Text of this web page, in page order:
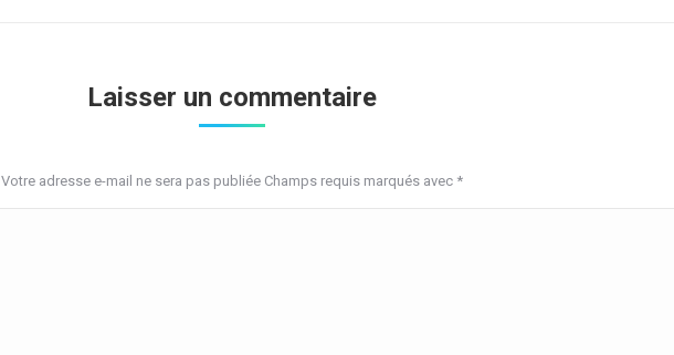
Laisser un commentaire
Votre adresse e-mail ne sera pas publiée Champs requis marqués avec *